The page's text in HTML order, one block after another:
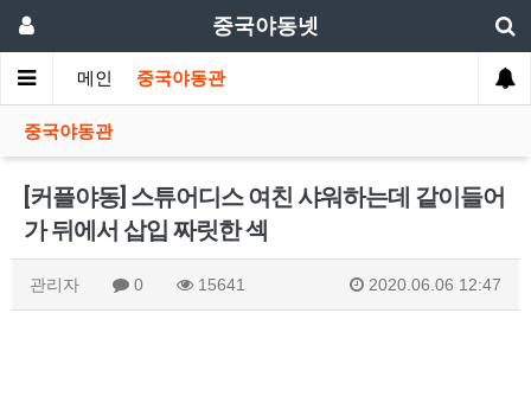
중국야동넷
메인 중국야동관
중국야동관
[커플야동] 스튜어디스 여친 샤워하는데 같이들어
가 뒤에서 삽입 짜릿한 섹
관리자 0 15641 2020.06.06 12:47